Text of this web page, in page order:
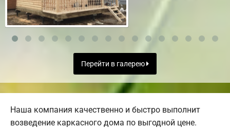
Перейти в галерею
Наша компания качественно и быстро выполнит
возведение каркасного дома по выгодной цене.